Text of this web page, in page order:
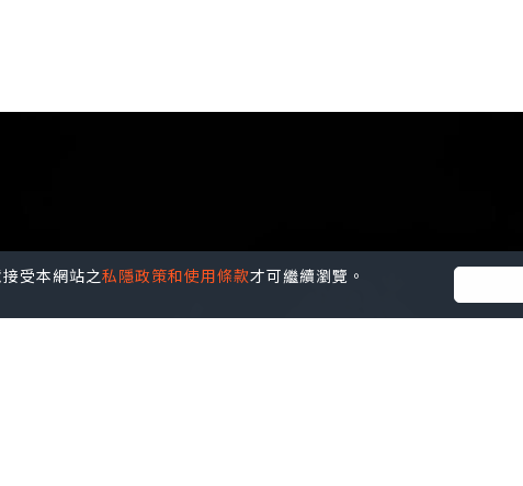
受本網站之私隱政策和使用條款才可繼續瀏覽。